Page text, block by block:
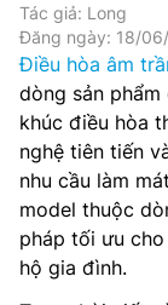
Tác giả: Long
Đăng ngày: 18/
Điều hòa âm
dòng sản
khúc điều hòa
nghệ tiên tiến
nhu cầu làm
model thuộc
pháp tối ưu cho
hộ gia đình.